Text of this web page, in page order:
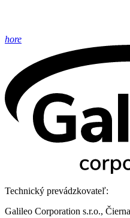
hore
Technický prevádzkovateľ:
Galileo Corporation s.r.o.,